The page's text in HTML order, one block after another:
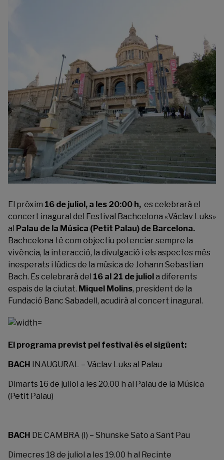
El pròxim 16 de juliol, a les 20:00 h, es celebrarà el
concert inagural del Festival Bachcelona «Václav Luks»
al Palau de la Música (Petit Palau) de Barcelona.
Bachcelona té com objectiu potenciar sempre la
vivència, la interacció, la divulgació i els aspectes més
inesperats i lúdics de la música de Johann Sebastian
Bach. Es celebrarà del 16 al 21 de juliola diferents
espais de la ciutat. Miquel Molins, president de la
Fundació Banc Sabadell, acudirà al concert inagural.
El programa previst pel festival és el sigüent:
BACH INAUGURAL – Václav Luks al Palau
Dimarts 16 de juliol a les 20.00 h al Palau de la Música
(Petit Palau)
BACH DE CAMBRA (I) – Shunske Sato a Sant Pau
Dimecres 18 de juliol a les 19.00 h al Recinte